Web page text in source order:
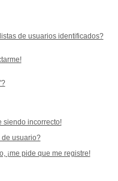
de usuarios identificados?
siendo incorrecto!
usuario?
¡me pide que me registre!